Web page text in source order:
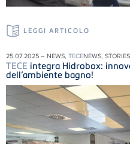
LEGGI ARTICOLO
25.07.2025 – NEWS, TECENEWS, STORIES
TECE integra Hidrobox:
dell’ambiente bagno!